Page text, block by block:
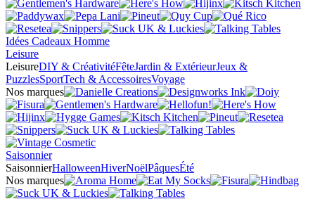
Idées Cadeaux Homme
Leisure
LeisureDIY & CréativitéFêteJardin & ExtérieurJeux &
PuzzlesSportTech & AccessoiresVoyage
Nos marques
Saisonnier
SaisonnierHalloweenHiverNoëlPâquesÉté
Nos marques